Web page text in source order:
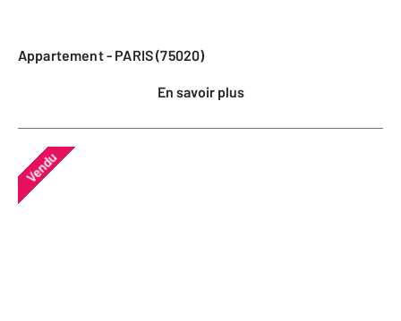
Appartement - PARIS (75020)
En savoir plus
Vendu